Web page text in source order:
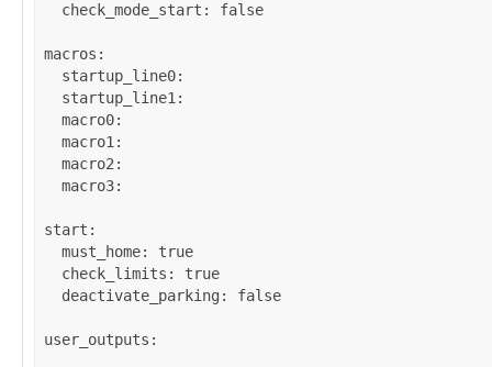
check_mode_start : false
macros :
startup_line0:
startup_line1 :
macro0:
macro1 :
macro2 :
macro3:
start :
must_home: true
check_limits : true
deactivate_parking : false
user_outputs :